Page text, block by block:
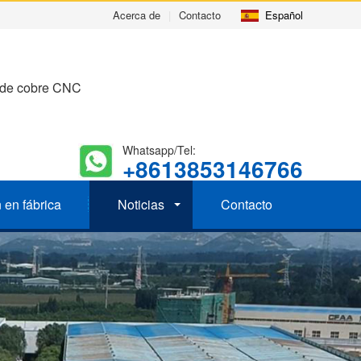
Acerca de Contacto Español
cobre CNC
Whatsapp/Tel:
+8613853146766
en fábrica Noticias Contacto